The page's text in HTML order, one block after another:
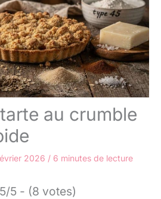
au crumble
2026 / 6 minutes de lecture
5/5 - (8 votes)